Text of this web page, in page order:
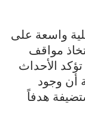
واسعة على
مواقف
الأحداث
أن وجود
هدفاً